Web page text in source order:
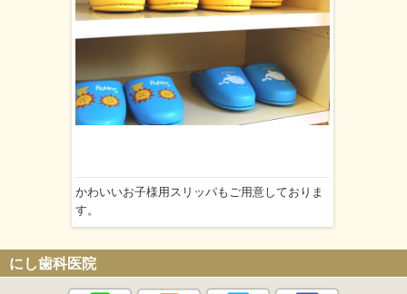
かわいいお子様用スリッパもご用意しておりま
す。
にし歯科医院